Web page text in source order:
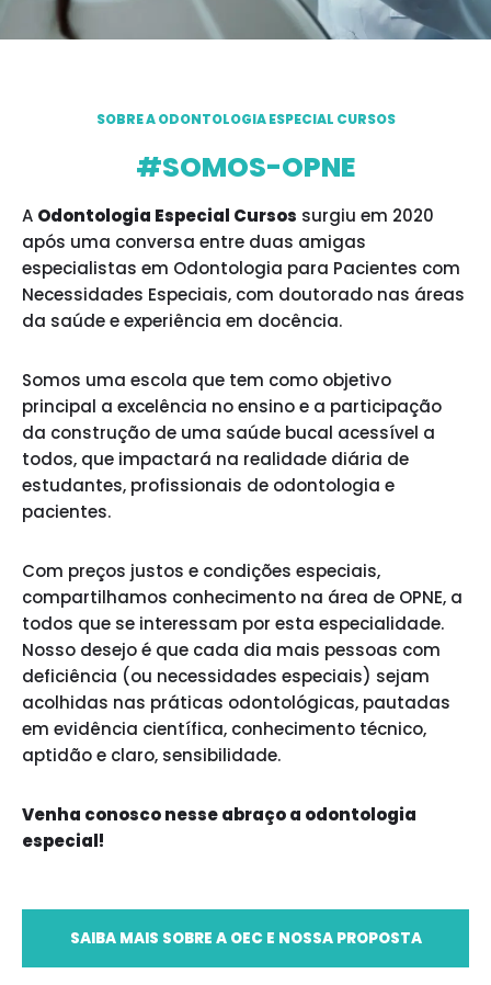
SOBRE A ODONTOLOGIA ESPECIAL CURSOS
#SOMOS-OPNE
A Odontologia Especial Cursos surgiu em 2020
após uma conversa entre duas amigas
especialistas em Odontologia para Pacientes com
Necessidades Especiais, com doutorado nas áreas
da saúde e experiência em docência.
Somos uma escola que tem como objetivo
principal a excelência no ensino e a participação
da construção de uma saúde bucal acessível a
todos, que impactará na realidade diária de
estudantes, profissionais de odontologia e
pacientes.
Com preços justos e condições especiais,
compartilhamos conhecimento na área de OPNE, a
todos que se interessam por esta especialidade.
Nosso desejo é que cada dia mais pessoas com
deficiência (ou necessidades especiais) sejam
acolhidas nas práticas odontológicas, pautadas
em evidência científica, conhecimento técnico,
aptidão e claro, sensibilidade.
Venha conosco nesse abraço a odontologia
especial!
SAIBA MAIS SOBRE A OEC E NOSSA PROPOSTA